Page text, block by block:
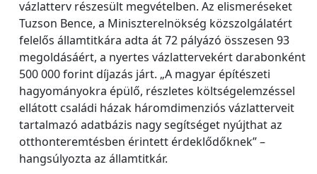
vázlatterv részesült megvételben. Az elismeréseket
Tuzson Bence, a Miniszterelnökség közszolgálatért
felelős államtitkára adta át 72 pályázó összesen 93
megoldásáért, a nyertes vázlattervekért darabonként
500 000 forint díjazás járt. „A magyar építészeti
hagyományokra épülő, részletes költségelemzéssel
ellátott családi házak háromdimenziós vázlatterveit
tartalmazó adatbázis nagy segítséget nyújthat az
otthonteremtésben érintett érdeklődőknek” –
hangsúlyozta az államtitkár.